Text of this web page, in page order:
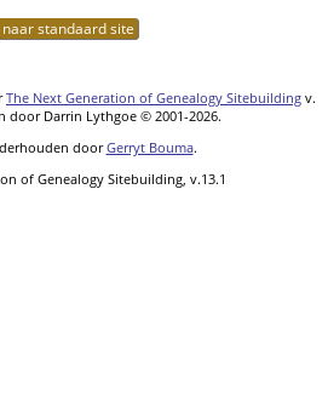
standaard site
The Next Generation of Genealogy Sitebuilding v.
door Darrin Lythgoe © 2001-2026.
doorGerryt Bouma.
of Genealogy Sitebuilding, v.13.1